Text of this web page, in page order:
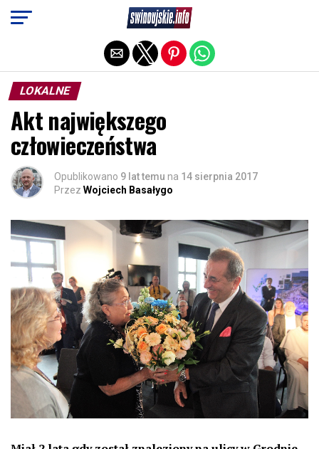
LOKALNE
Akt największego
człowieczeństwa
Opublikowano 9 lat temu na 14 sierpnia 2017
Przez Wojciech Basałygo
Exit mobile version